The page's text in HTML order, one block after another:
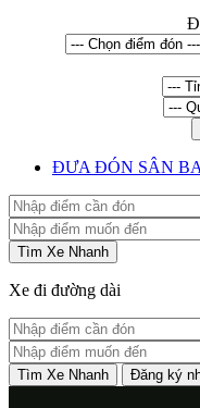
ĐƯA ĐÓN SÂN
Tìm Xe Nhanh
Xe đi đường dài
Tìm Xe Nhanh Đăng ký